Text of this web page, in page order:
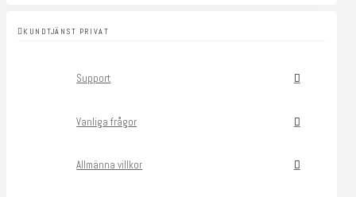
KUNDTJÄNST PRIVAT
Support
Vanliga frågor
Allmänna villkor